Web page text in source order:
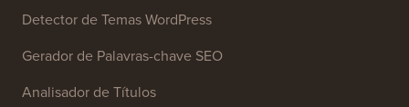
Detector de Temas WordPress
Gerador de Palavras-chave SEO
Analisador de Títulos